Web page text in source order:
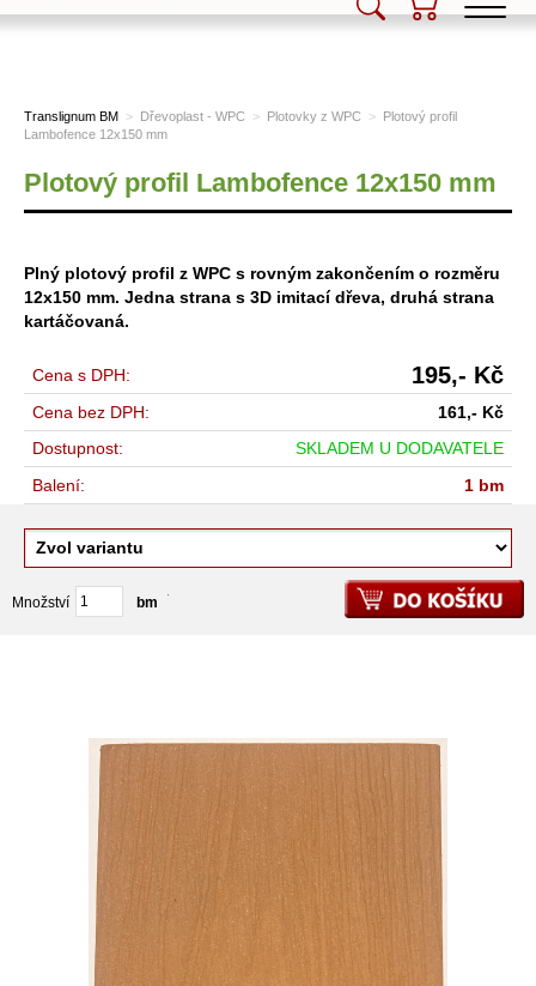
Translignum BM > Dřevoplast - WPC > Plotovky z WPC > Plotový profil
Lambofence 12x150 mm
Plotový profil Lambofence 12x150 mm
Plný plotový profil z WPC s rovným zakončením o rozměru
12x150 mm. Jedna strana s 3D imitací dřeva, druhá strana
kartáčovaná.
Cena s DPH: 195,- Kč
Cena bez DPH: 161,- Kč
Dostupnost:
SKLADEM U DODAVATELE
Balení:
1 bm
Množství balení
bm